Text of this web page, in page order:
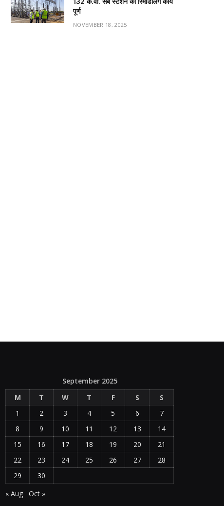
पूर्ण
NOVEMBER 18, 2025
September 2025
M
T W T F S
S
1
2 3 4 5 6
7
8
9 10 11 12 13
14
15
16 17 18 19 20
21
22
23 24 25 26 27
28
29
30
« Aug
Oct »